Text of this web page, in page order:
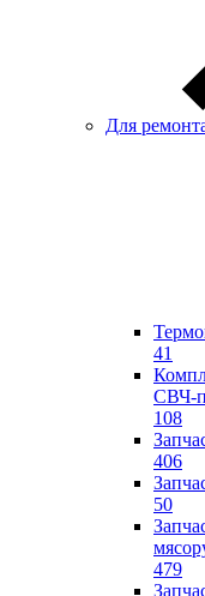
Для
41
СВЧ-
108
406
50
479